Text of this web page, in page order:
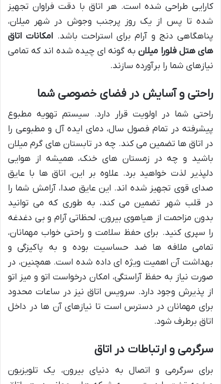
کارایی طراحی شده است. هر اتاق با دقت فراوان تجهیز
شده تا پس از یک روز پرجنب وجوش در شهر میلان،
پناهگاهی دنج و آرام برای استراحت باشد. امکانات اتاق
های هتل فلورا میلانبه گونه ای چیده شده اند که تمامی
نیازهای شما را برآورده سازند.
راحتی و آسایش در فضای خصوصی شما
راحتی شما در اولویت قرار دارد. سیستم تهویه مطبوع
پیشرفته در تمام فصول سال، دمای ایده آل و مطبوعی را
در اتاق ها تضمین می کند. چه در تابستان های گرم میلان
باشید و چه در زمستان های خنک، همیشه از هوایی
دلپذیر لذت خواهید برد. علاوه بر این، اتاق ها با عایق
صدای قوی تجهیز شده اند. این عایق صدا، آرامش شما را
در قلب شهر تضمین می کند، به طوری که می توانید
بدون مزاحمت از هیاهوی بیرون، لحظاتی آرام و بی دغدغه
را سپری کنید. برای حفظ سلامت و راحتی خواب مهمانان،
تمامی ملافه ها ضد حساسیت بوده و به پاکیزگی و
بهداشت آن اهمیت ویژه ای داده شده است. همچنین، در
صورت نیاز به حفظ آراستگی، امکان درخواست اتو و میز اتو
از پذیرش وجود دارد. سرویس اتاق نیز در ساعات محدود
برای مهمانان در دسترس است تا نیازهای آن ها در داخل
اتاق برطرف شود.
سرگرمی و ارتباطات در اتاق
برای سرگرمی و اتصال به دنیای بیرون، یک تلویزیون